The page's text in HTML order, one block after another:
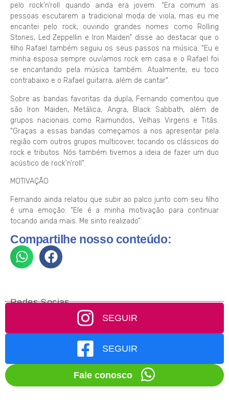
pelo rock’n’roll quando ainda era jovem. “Era comum as
pessoas escutarem a tradicional moda de viola, mas eu me
encantei pelo rock, ouvindo grandes nomes como Rolling
Stones, Led Zeppellin e Iron Maiden” disse ao destacar que o
filho Rafael também seguiu os seus passos na música. “Eu e
minha esposa sempre ouvíamos rock em casa e o Rafael foi
se encantando pela música também. Atualmente, eu toco
contrabaixo e o Rafael guitarra, além de cantar”.
Sobre as bandas favoritas da dupla, Fernando comentou que
são Iron Maiden, Metálica, Angra, Black Sabbath, além de
grupos nacionais como Raimundos, Velhas Virgens e Titãs.
“Graças a essas bandas começamos a nos apresentar pela
região com outros grupos multicover, tocando os clássicos do
rock e tributos. Nós também tivemos a ideia de fazer um duo
acústico de rock’n’roll”.
MOTIVAÇÃO
Fernando ainda relatou que subir ao palco junto com seu filho
é uma emoção. “Ele é a minha motivação para continuar
tocando ainda mais. Me sinto realizado”.
Compartilhe nosso conteúdo:
Redes Socias
SEGUIR
SEGUIR
Fale conosco